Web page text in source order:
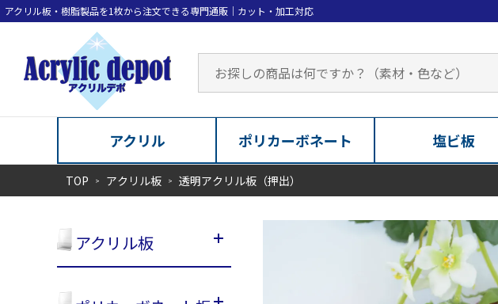
アクリル ポリカーボネート 塩ビ板
TOP アクリル板 透明アクリル板（押出）
アクリル板